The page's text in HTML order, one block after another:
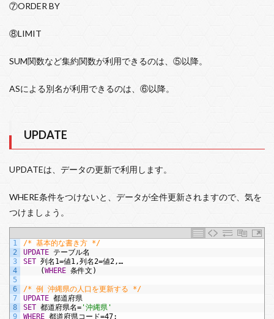
⑦ORDER BY
⑧LIMIT
SUM関数など集約関数が利用できるのは、⑤以降。
ASによる別名が利用できるのは、⑥以降。
UPDATE
UPDATEは、データの更新で利用します。
WHERE条件をつけないと、データが全件更新されますので、気を
つけましょう。
1
2
3
4
5
6
7
8
9
/* 基本的な書き方 */
UPDATE テーブル名
SET 列名1=値1,列名2=値2,…
(WHERE 条件文)
/* 例 沖縄県の人口を更新する */
UPDATE 都道府県
SET 都道府県名= '沖縄県'
WHERE 都道府県コード=47;